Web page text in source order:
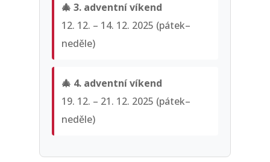
🎄 3. adventní víkend
12. 12. – 14. 12. 2025 (pátek–
neděle)
🎄 4. adventní víkend
19. 12. – 21. 12. 2025 (pátek–
neděle)